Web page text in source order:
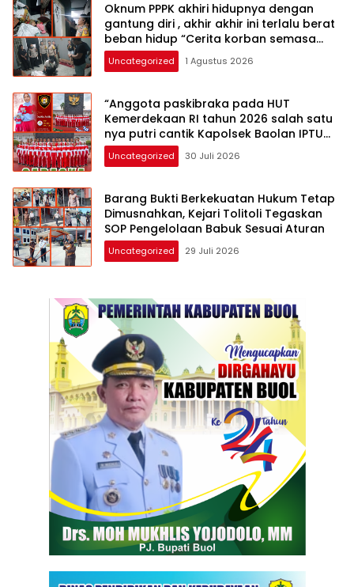
Oknum PPPK akhiri hidupnya dengan
gantung diri , akhir akhir ini terlalu berat
beban hidup “Cerita korban semasa
hidup”
Uncategorized 1 Agustus 2026
“Anggota paskibraka pada HUT
Kemerdekaan RI tahun 2026 salah satu
nya putri cantik Kapolsek Baolan IPTU
Samir Muhammad SH MH yuk kenali”
Uncategorized 30 Juli 2026
Barang Bukti Berkekuatan Hukum Tetap
Dimusnahkan, Kejari Tolitoli Tegaskan
SOP Pengelolaan Babuk Sesuai Aturan
Uncategorized 29 Juli 2026